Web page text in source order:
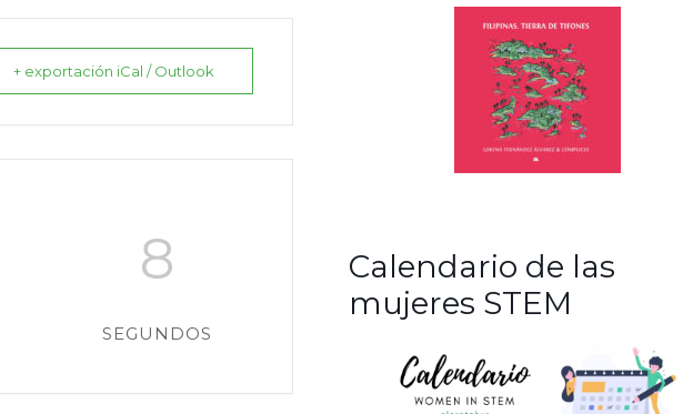
+ exportación iCal / Outlook
6
SEGUNDOS
Calendario de las
mujeres STEM